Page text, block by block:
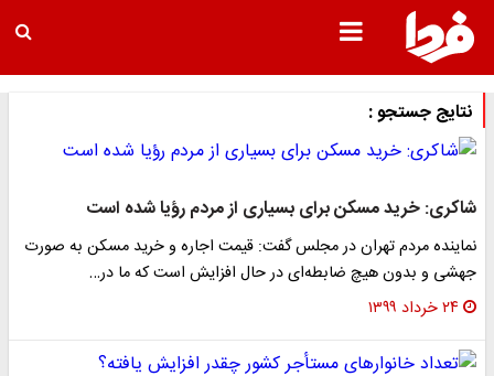
نتایج جستجو :
شاکری: خرید مسکن برای بسیاری از مردم رؤیا شده است
نماینده مردم تهران در مجلس گفت: قیمت اجاره و خرید مسکن به صورت
جهشی و بدون هیچ ضابطه‌ای در حال افزایش است که ما در…
۲۴ خرداد ۱۳۹۹